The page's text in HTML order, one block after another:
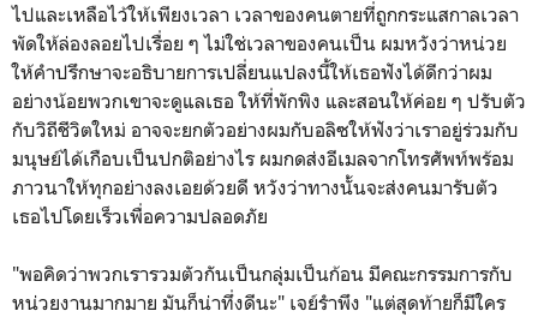
ไปและเหลือไว้ให้เพียงเวลา เวลาของคนตายที่ถูกกระแสกาลเวลา
พัดให้ล่องลอยไปเรื่อย ๆ ไม่ใช่เวลาของคนเป็น ผมหวังว่าหน่วย
ให้คำปรึกษาจะอธิบายการเปลี่ยนแปลงนี้ให้เธอฟังได้ดีกว่าผม
อย่างน้อยพวกเขาจะดูแลเธอ ให้ที่พักพิง และสอนให้ค่อย ๆ ปรับตัว
กับวิถีชีวิตใหม่ อาจจะยกตัวอย่างผมกับอลิซให้ฟังว่าเราอยู่ร่วมกับ
มนุษย์ได้เกือบเป็นปกติอย่างไร ผมกดส่งอีเมลจากโทรศัพท์พร้อม
ภาวนาให้ทุกอย่างลงเอยด้วยดี หวังว่าทางนั้นจะส่งคนมารับตัว
เธอไปโดยเร็วเพื่อความปลอดภัย
"พอคิดว่าพวกเรารวมตัวกันเป็นกลุ่มเป็นก้อน มีคณะกรรมการกับ
หน่วยงานมากมาย มันก็น่าทึ่งดีนะ" เจย์รำพึง "แต่สุดท้ายก็มีใคร